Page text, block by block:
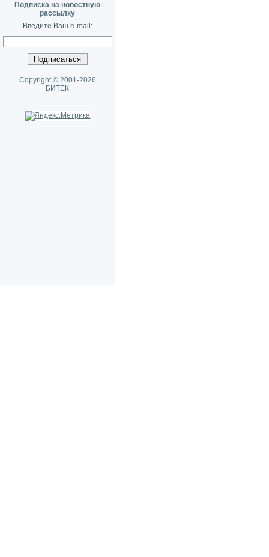
Подписка на новостную
рассылку
Введите Ваш e-mail:
Copyright © 2001-2026
БИТЕК